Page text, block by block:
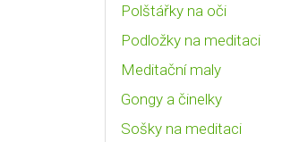
Polštářky na oči
Podložky na meditaci
Meditační maly
Gongy a činelky
Sošky na meditaci